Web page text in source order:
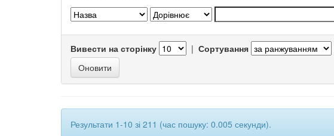
Вивести на сторінку | Сортування
Результати 1-10 зі 211 (час пошуку: 0.005 секунди).